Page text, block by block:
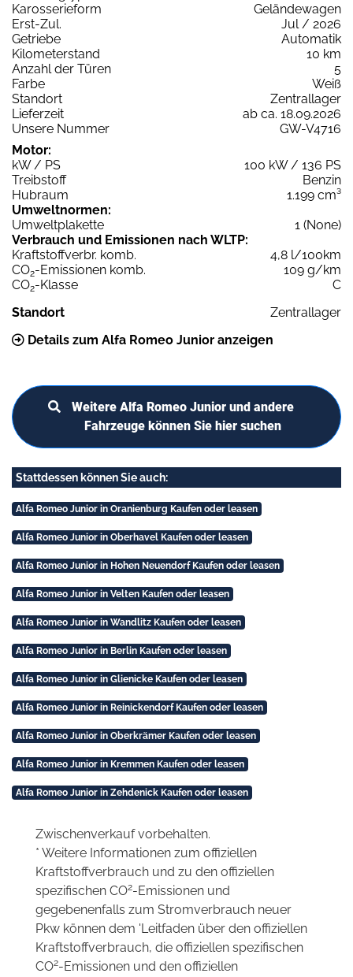
Karosserieform
Geländewagen
Erst-Zul.
Jul / 2026
Getriebe
Automatik
Kilometerstand
10 km
Anzahl der Türen
5
Farbe
Weiß
Standort
Zentrallager
Lieferzeit
ab ca. 18.09.2026
Unsere Nummer
GW-V4716
Motor:
kW / PS
100 kW / 136 PS
Treibstoff
Benzin
Hubraum
1.199 cm³
Umweltnormen:
Umweltplakette
1 (None)
Verbrauch und Emissionen nach WLTP:
Kraftstoffverbr. komb.
4,8 l/100km
CO2-Emissionen komb.
109 g/km
CO2-Klasse
C
Standort
Zentrallager
Details zum Alfa Romeo Junior anzeigen
Weitere Alfa Romeo Junior und andere
Fahrzeuge können Sie hier suchen
Stattdessen können Sie auch:
Alfa Romeo Junior in Oranienburg Kaufen oder leasen
Alfa Romeo Junior in Oberhavel Kaufen oder leasen
Alfa Romeo Junior in Hohen Neuendorf Kaufen oder leasen
Alfa Romeo Junior in Velten Kaufen oder leasen
Alfa Romeo Junior in Wandlitz Kaufen oder leasen
Alfa Romeo Junior in Berlin Kaufen oder leasen
Alfa Romeo Junior in Glienicke Kaufen oder leasen
Alfa Romeo Junior in Reinickendorf Kaufen oder leasen
Alfa Romeo Junior in Oberkrämer Kaufen oder leasen
Alfa Romeo Junior in Kremmen Kaufen oder leasen
Alfa Romeo Junior in Zehdenick Kaufen oder leasen
Zwischenverkauf vorbehalten.
* Weitere Informationen zum offiziellen
Kraftstoffverbrauch und zu den offiziellen
spezifischen CO2-Emissionen und
gegebenenfalls zum Stromverbrauch neuer
Pkw können dem 'Leitfaden über den offiziellen
Kraftstoffverbrauch, die offiziellen spezifischen
CO2-Emissionen und den offiziellen